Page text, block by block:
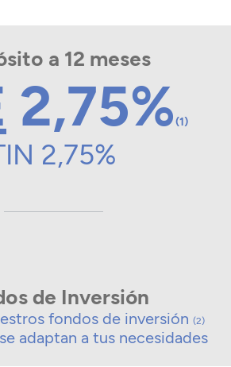
a 12 meses
2,75%(1)
2,75%
de Inversión
fondos de inversión (2)
adaptan a tus necesidades